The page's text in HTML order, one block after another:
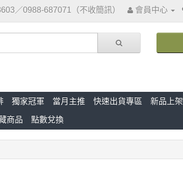
／0988-687071（不收簡訊） 會員中心
獨家冠軍 當月主推 快速出貨專區 新品上架
商品 點數兌換